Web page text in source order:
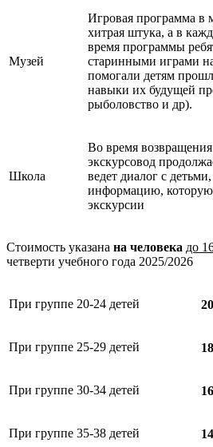
Музей
Игровая программа в
хитрая штука, а в
время программы
старинными играми
помогали детям
навыки их будущей
рыболовство и др).
Школа
Во время
экскурсовод
ведет диалог с
информацию, которую
экскурсии
Стоимость указана на человека до
четверти учебного года 2025/2026
При группе 20-24 детей
При группе 25-29 детей
При группе 30-34 детей
При группе 35-38 детей